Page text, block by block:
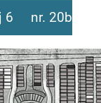
6 nr. 20b